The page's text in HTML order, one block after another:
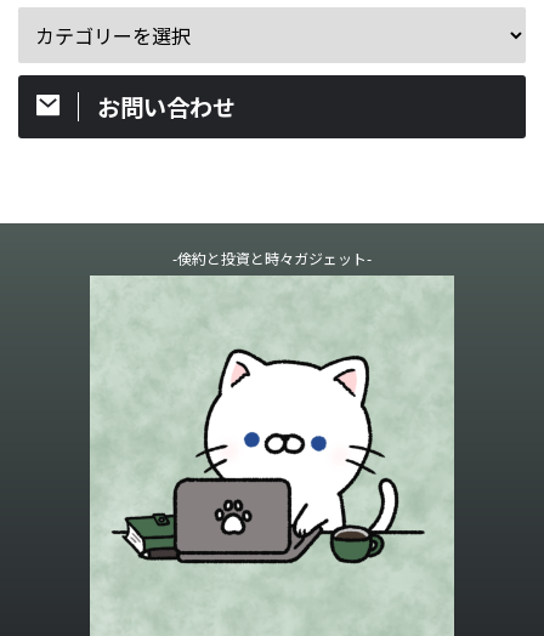
お問い合わせ
-倹約と投資と時々ガジェット-